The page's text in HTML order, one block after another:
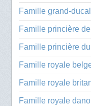
Famille grand-
Famille princière
Famille princière
Famille royale
Famille royale
Famille royale